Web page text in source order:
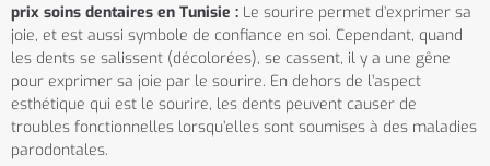
prix soins dentaires en Tunisie : Le sourire permet d’exprimer sa
joie, et est aussi symbole de confiance en soi. Cependant, quand
les dents se salissent (décolorées), se cassent, il y a une gêne
pour exprimer sa joie par le sourire. En dehors de l’aspect
esthétique qui est le sourire, les dents peuvent causer de
troubles fonctionnelles lorsqu’elles sont soumises à des maladies
parodontales.